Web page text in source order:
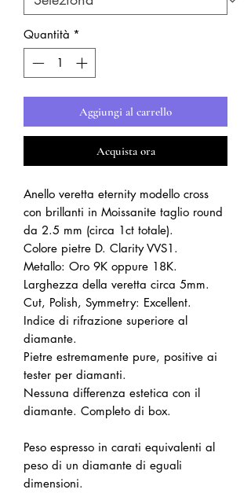
Quantità *
Aggiungi al carrello
Acquista ora
Anello veretta eternity modello cross
con brillanti in Moissanite taglio round
da 2.5 mm (circa 1ct totale).
Colore pietre D. Clarity VVS1.
Metallo: Oro 9K oppure 18K.
Larghezza della veretta circa 5mm.
Cut, Polish, Symmetry: Excellent.
Indice di rifrazione superiore al
diamante.
Pietre estremamente pure, positive ai
tester per diamanti.
Nessuna differenza estetica con il
diamante. Completo di box.
Peso espresso in carati equivalenti al
peso di un diamante di eguali
dimensioni.